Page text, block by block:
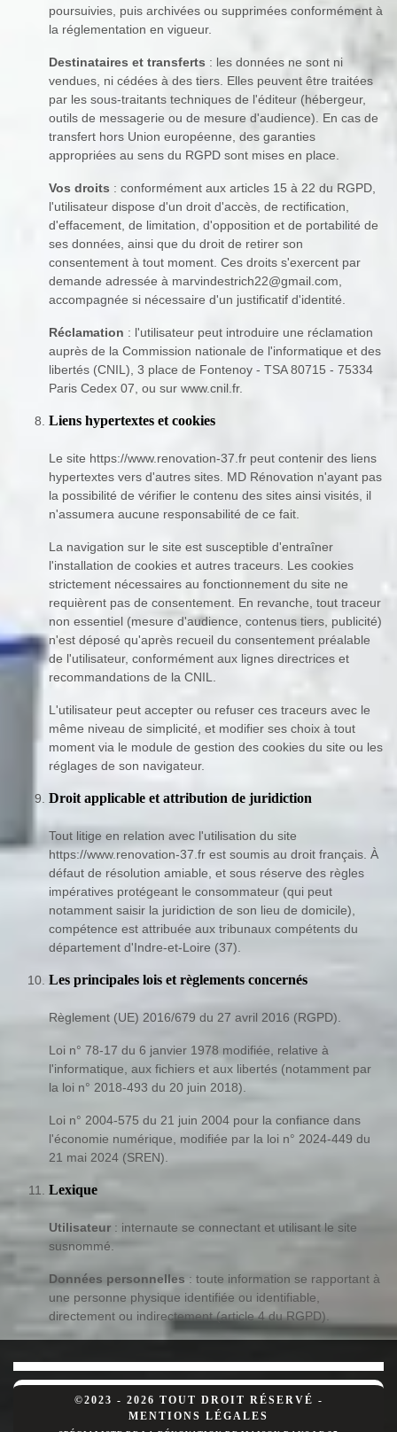
poursuivies, puis archivées ou supprimées conformément à
la réglementation en vigueur.
Destinataires et transferts : les données ne sont ni
vendues, ni cédées à des tiers. Elles peuvent être traitées
par les sous-traitants techniques de l'éditeur (hébergeur,
outils de messagerie ou de mesure d'audience). En cas de
transfert hors Union européenne, des garanties
appropriées au sens du RGPD sont mises en place.
Vos droits : conformément aux articles 15 à 22 du RGPD,
l'utilisateur dispose d'un droit d'accès, de rectification,
d'effacement, de limitation, d'opposition et de portabilité de
ses données, ainsi que du droit de retirer son
consentement à tout moment. Ces droits s'exercent par
demande adressée à marvindestrich22@gmail.com,
accompagnée si nécessaire d'un justificatif d'identité.
Réclamation : l'utilisateur peut introduire une réclamation
auprès de la Commission nationale de l'informatique et des
libertés (CNIL), 3 place de Fontenoy - TSA 80715 - 75334
Paris Cedex 07, ou sur www.cnil.fr.
Liens hypertextes et cookies
Le site https://www.renovation-37.fr peut contenir des liens
hypertextes vers d'autres sites. MD Rénovation n'ayant pas
la possibilité de vérifier le contenu des sites ainsi visités, il
n'assumera aucune responsabilité de ce fait.
La navigation sur le site est susceptible d'entraîner
l'installation de cookies et autres traceurs. Les cookies
strictement nécessaires au fonctionnement du site ne
requièrent pas de consentement. En revanche, tout traceur
non essentiel (mesure d'audience, contenus tiers, publicité)
n'est déposé qu'après recueil du consentement préalable
de l'utilisateur, conformément aux lignes directrices et
recommandations de la CNIL.
L'utilisateur peut accepter ou refuser ces traceurs avec le
même niveau de simplicité, et modifier ses choix à tout
moment via le module de gestion des cookies du site ou les
réglages de son navigateur.
Droit applicable et attribution de juridiction
Tout litige en relation avec l'utilisation du site
https://www.renovation-37.fr est soumis au droit français. À
défaut de résolution amiable, et sous réserve des règles
impératives protégeant le consommateur (qui peut
notamment saisir la juridiction de son lieu de domicile),
compétence est attribuée aux tribunaux compétents du
département d'Indre-et-Loire (37).
Les principales lois et règlements concernés
Règlement (UE) 2016/679 du 27 avril 2016 (RGPD).
Loi n° 78-17 du 6 janvier 1978 modifiée, relative à
l'informatique, aux fichiers et aux libertés (notamment par
la loi n° 2018-493 du 20 juin 2018).
Loi n° 2004-575 du 21 juin 2004 pour la confiance dans
l'économie numérique, modifiée par la loi n° 2024-449 du
21 mai 2024 (SREN).
Lexique
Utilisateur : internaute se connectant et utilisant le site
susnommé.
Données personnelles : toute information se rapportant à
une personne physique identifiée ou identifiable,
directement ou indirectement (article 4 du RGPD).
©2023 - 2026 TOUT DROIT RÉSERVÉ -
MENTIONS LÉGALES